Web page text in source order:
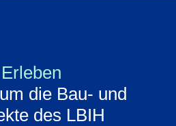
die Bau- und
des LBIH